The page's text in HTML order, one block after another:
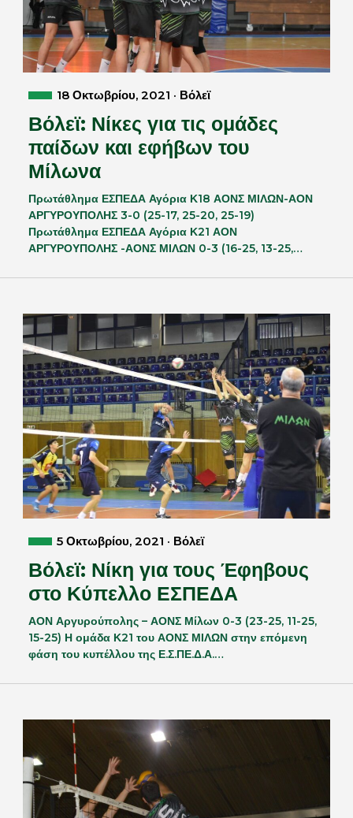
18 Οκτωβρίου, 2021 · Βόλεϊ
Βόλεϊ: Νίκες για τις ομάδες
παίδων και εφήβων του
Μίλωνα
Πρωτάθλημα ΕΣΠΕΔΑ Αγόρια Κ18 ΑΟΝΣ ΜΙΛΩΝ-ΑΟΝ
ΑΡΓΥΡΟΥΠΟΛΗΣ 3-0 (25-17, 25-20, 25-19)
Πρωτάθλημα ΕΣΠΕΔΑ Αγόρια Κ21 ΑΟΝ
ΑΡΓΥΡΟΥΠΟΛΗΣ -ΑΟΝΣ ΜΙΛΩΝ 0-3 (16-25, 13-25,…
5 Οκτωβρίου, 2021 · Βόλεϊ
Βόλεϊ: Νίκη για τους Έφηβους
στο Κύπελλο ΕΣΠΕΔΑ
ΑΟΝ Αργυρούπολης – ΑΟΝΣ Μίλων 0-3 (23-25, 11-25,
15-25) Η ομάδα Κ21 του ΑΟΝΣ ΜΙΛΩΝ στην επόμενη
φάση του κυπέλλου της Ε.Σ.ΠΕ.Δ.Α.…